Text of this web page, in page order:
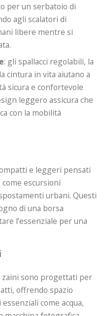
per un serbatoio di
agli scalatori di
libere mentre si
: gli spallacci regolabili, la
cintura in vita aiutano a
sicura e confortevole
leggero assicura che
con la mobilità
e leggeri pensati
escursioni
urbani. Questi
di una borsa
l’essenziale per una
zaini sono progettati per
offrendo spazio
come acqua,